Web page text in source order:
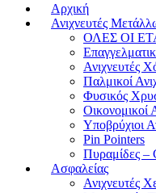
Αρχική
Ανιχνευτές
ΟΛΕΣ ΟΙ
Ανιχνευτές
Παλμικοί
Φυσικός
Οικονομικοί
Υποβρύχιοι
Pin Pointers
Πυραμίδες –
Ασφαλείας
Ανιχνευτές